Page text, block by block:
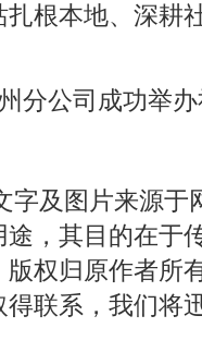
根本地、深耕
分公司成功举
字及图片来源
，其目的在于
权归原作者所
联系，我们将